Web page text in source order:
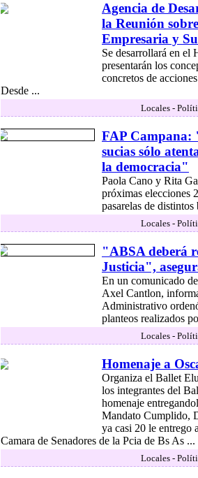
Agencia de
la Reunión
Empresaria y
Se desarrollará en el
presentarán los
concretos de
Desde ...
Locales -
FAP Campana:
sucias sólo
la democracia"
Paola Cano y Rita
próximas elecciones
pasarelas de
Locales -
"ABSA deberá
Justicia",
En un comunicado
Axel Cantlon,
Administrativo
planteos realizados
Locales -
Homenaje a
Organiza el Ballet
los integrantes del
homenaje
Mandato Cumplido,
ya casi 20 le entrego
Camara de Senadores de la Pcia de Bs As ...
Locales -